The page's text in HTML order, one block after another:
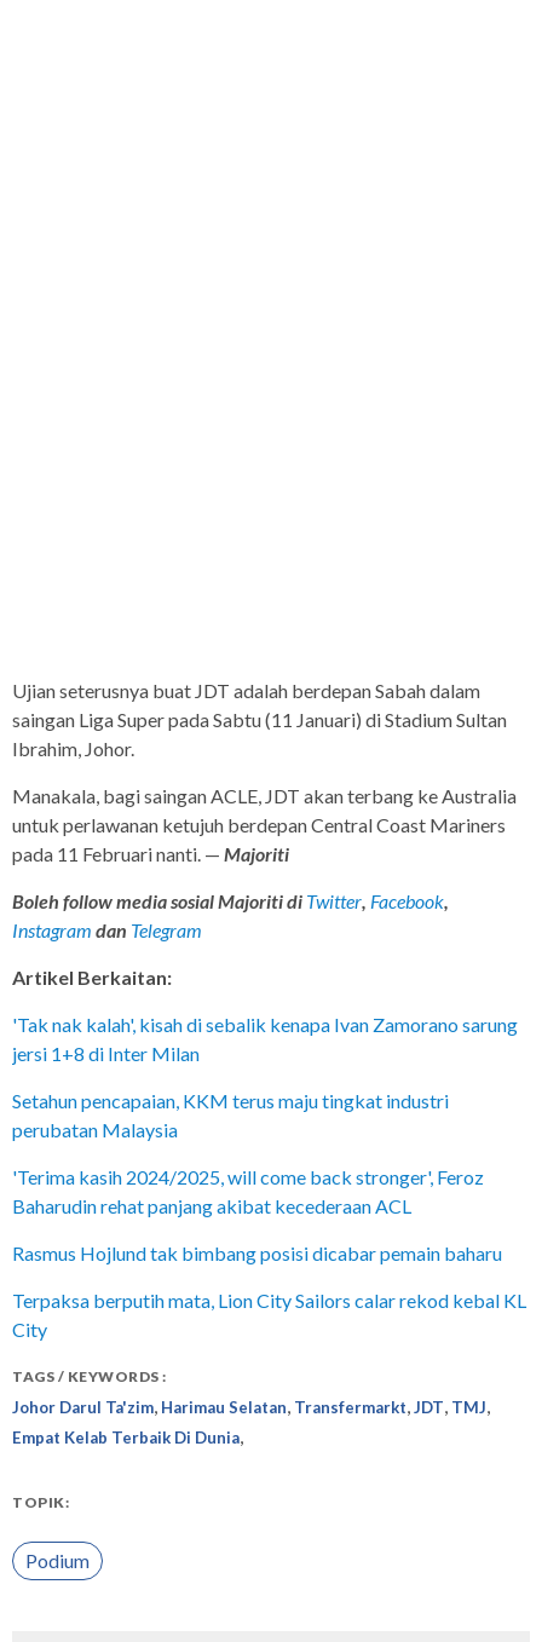
Ujian seterusnya buat JDT adalah berdepan Sabah dalam
saingan Liga Super pada Sabtu (11 Januari) di Stadium Sultan
Ibrahim, Johor.
Manakala, bagi saingan ACLE, JDT akan terbang ke Australia
untuk perlawanan ketujuh berdepan Central Coast Mariners
pada 11 Februari nanti. — Majoriti
Boleh follow media sosial Majoriti di Twitter, Facebook,
Instagram dan Telegram
Artikel Berkaitan:
'Tak nak kalah', kisah di sebalik kenapa Ivan Zamorano sarung
jersi 1+8 di Inter Milan
Setahun pencapaian, KKM terus maju tingkat industri
perubatan Malaysia
'Terima kasih 2024/2025, will come back stronger', Feroz
Baharudin rehat panjang akibat kecederaan ACL
Rasmus Hojlund tak bimbang posisi dicabar pemain baharu
Terpaksa berputih mata, Lion City Sailors calar rekod kebal KL
City
TAGS / KEYWORDS :
Johor Darul Ta'zim, Harimau Selatan, Transfermarkt,JDT, TMJ,
Empat Kelab Terbaik Di Dunia,
TOPIK:
Podium